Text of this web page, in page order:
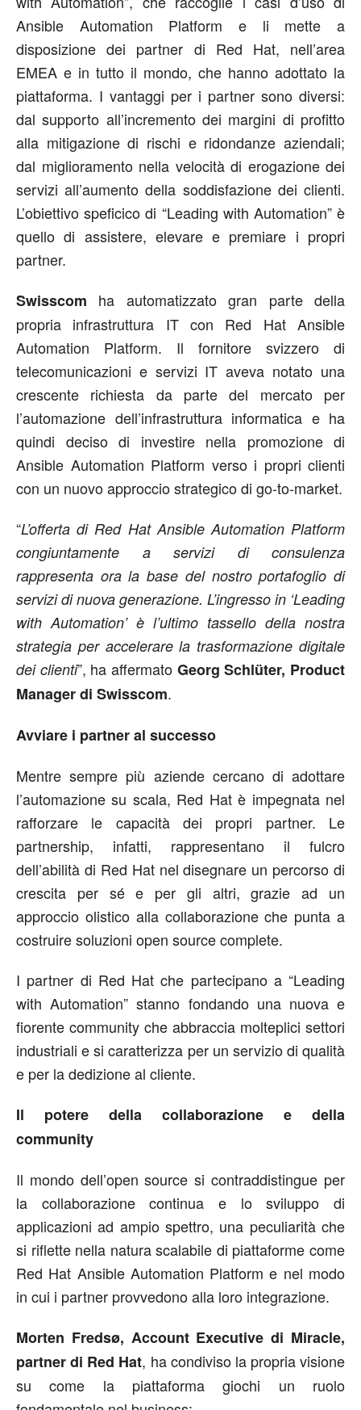
Ansible Automation Platform e li mette a
disposizione dei partner di Red Hat, nell’area
EMEA e in tutto il mondo, che hanno adottato la
piattaforma. I vantaggi per i partner sono diversi:
dal supporto all’incremento dei margini di profitto
alla mitigazione di rischi e ridondanze aziendali;
dal miglioramento nella velocità di erogazione dei
servizi all’aumento della soddisfazione dei clienti.
L’obiettivo speficico di “Leading with Automation” è
quello di assistere, elevare e premiare i propri
partner.
Swisscom ha automatizzato gran parte della
propria infrastruttura IT con Red Hat Ansible
Automation Platform. Il fornitore svizzero di
telecomunicazioni e servizi IT aveva notato una
crescente richiesta da parte del mercato per
l’automazione dell’infrastruttura informatica e ha
quindi deciso di investire nella promozione di
Ansible Automation Platform verso i propri clienti
con un nuovo approccio strategico di go-to-market.
“L’offerta di Red Hat Ansible Automation Platform
congiuntamente a servizi di consulenza
rappresenta ora la base del nostro portafoglio di
servizi di nuova generazione. L’ingresso in ‘Leading
with Automation’ è l’ultimo tassello della nostra
strategia per accelerare la trasformazione digitale
dei clienti”, ha affermato Georg Schlüter, Product
Manager di Swisscom.
Avviare i partner al successo
Mentre sempre più aziende cercano di adottare
l’automazione su scala, Red Hat è impegnata nel
rafforzare le capacità dei propri partner. Le
partnership, infatti, rappresentano il fulcro
dell’abilità di Red Hat nel disegnare un percorso di
crescita per sé e per gli altri, grazie ad un
approccio olistico alla collaborazione che punta a
costruire soluzioni open source complete.
I partner di Red Hat che partecipano a “Leading
with Automation” stanno fondando una nuova e
fiorente community che abbraccia molteplici settori
industriali e si caratterizza per un servizio di qualità
e per la dedizione al cliente.
Il potere della collaborazione e della
community
Il mondo dell’open source si contraddistingue per
la collaborazione continua e lo sviluppo di
applicazioni ad ampio spettro, una peculiarità che
si riflette nella natura scalabile di piattaforme come
Red Hat Ansible Automation Platform e nel modo
in cui i partner provvedono alla loro integrazione.
Morten Fredsø, Account Executive di Miracle,
partner di Red Hat, ha condiviso la propria visione
su come la piattaforma giochi un ruolo